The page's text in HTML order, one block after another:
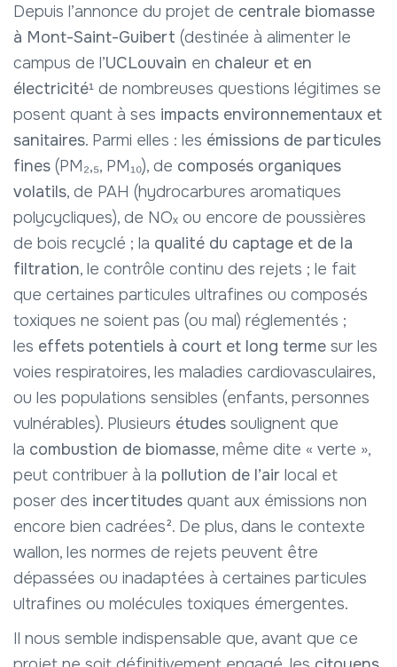
Depuis l’annonce du projet de centrale biomasse
à Mont-Saint-Guibert (destinée à alimenter le
campus de l’UCLouvain en chaleur et en
électricité¹​ de nombreuses questions légitimes se
posent quant à ses impacts environnementaux et
sanitaires. Parmi elles : les émissions de particules
fines (PM₂,₅, PM₁₀), de composés organiques
volatils, de PAH (hydrocarbures aromatiques
polycycliques), de NOₓ ou encore de poussières
de bois recyclé ; la qualité du captage et de la
filtration, le contrôle continu des rejets ; le fait
que certaines particules ultrafines ou composés
toxiques ne soient pas (ou mal) réglementés ;
les effets potentiels à court et long terme sur les
voies respiratoires, les maladies cardiovasculaires,
ou les populations sensibles (enfants, personnes
vulnérables). Plusieurs études soulignent que
la combustion de biomasse, même dite « verte »,
peut contribuer à la pollution de l’air local et
poser des incertitudes quant aux émissions non
encore bien cadrées². De plus, dans le contexte
wallon, les normes de rejets peuvent être
dépassées ou inadaptées à certaines particules
ultrafines ou molécules toxiques émergentes.
Il nous semble indispensable que, avant que ce